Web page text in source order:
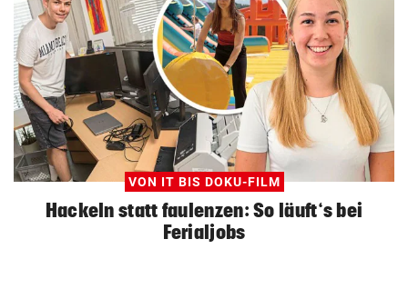
VON IT BIS DOKU-FILM
Hackeln statt faulenzen: So läuft‘s bei
Ferialjobs